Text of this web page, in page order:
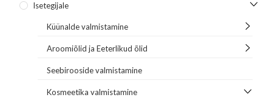
Isetegijale
Küünalde valmistamine
Aroomiõlid ja Eeterlikud õlid
Seebirooside valmistamine
Kosmeetika valmistamine